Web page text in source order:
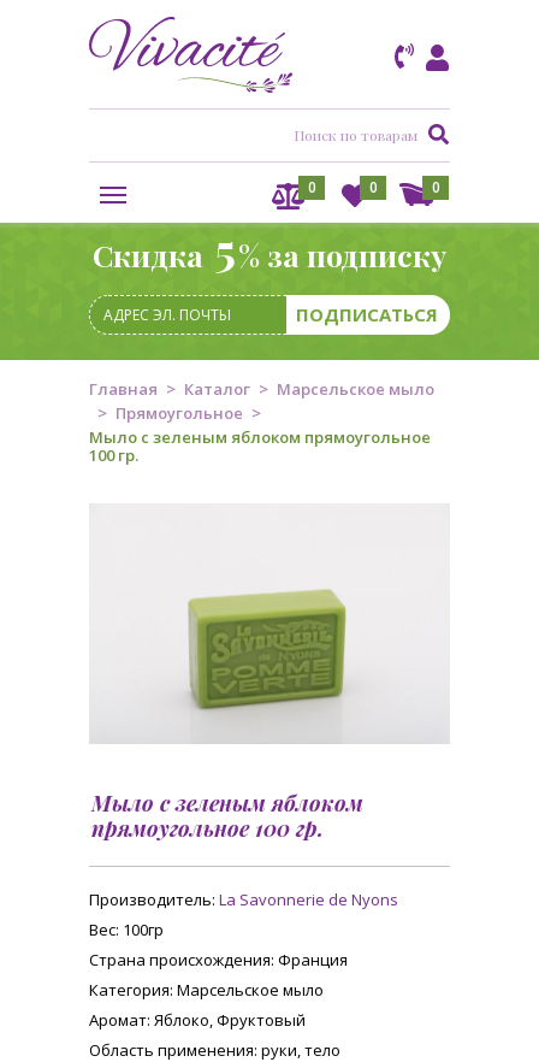
0
0
0
Скидка 5% за подписку
Главная Каталог
Марсельское мыло
Прямоугольное
Мыло с зеленым яблоком прямоугольное
100 гр.
Мыло с зеленым яблоком
прямоугольное 100 гр.
Производитель: La Savonnerie de Nyons
Вес: 100гр
Страна происхождения: Франция
Категория: Марсельское мыло
Аромат: Яблоко, Фруктовый
Область применения: руки, тело